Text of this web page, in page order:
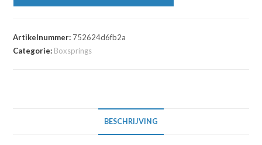
Artikelnummer: 752624d6fb2a
Categorie: Boxsprings
BESCHRIJVING